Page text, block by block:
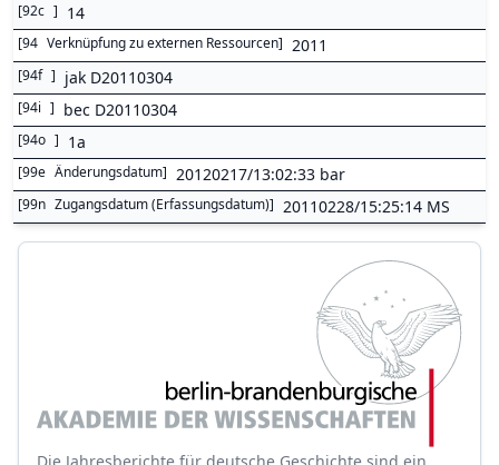
[92c ] 14
[94 Verknüpfung zu externen Ressourcen] 2011
[94f ] jak D20110304
[94i ] bec D20110304
[94o ] 1a
[99e Änderungsdatum] 20120217/13:02:33 bar
[99n Zugangsdatum (Erfassungsdatum)] 20110228/15:25:14 MS